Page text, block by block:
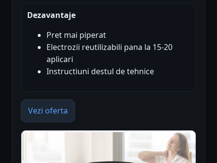
Dezavantaje
Pret mai piperat
Electrozii reutilizabili pana la 15-20
aplicari
Instructiuni destul de tehnice
Vezi oferta